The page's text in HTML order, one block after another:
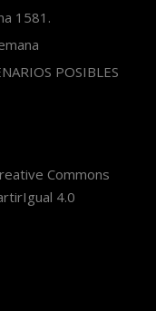
1581.
POSIBLES
Commons
4.0